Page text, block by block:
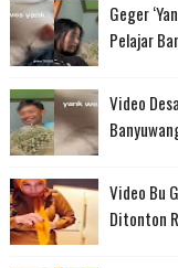
Geger
Pelajar
Video
Video Bu
Ditonton